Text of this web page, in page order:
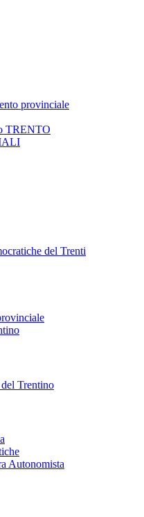
provinciale
TRENTO
del Trenti
Trentino
Autonomista